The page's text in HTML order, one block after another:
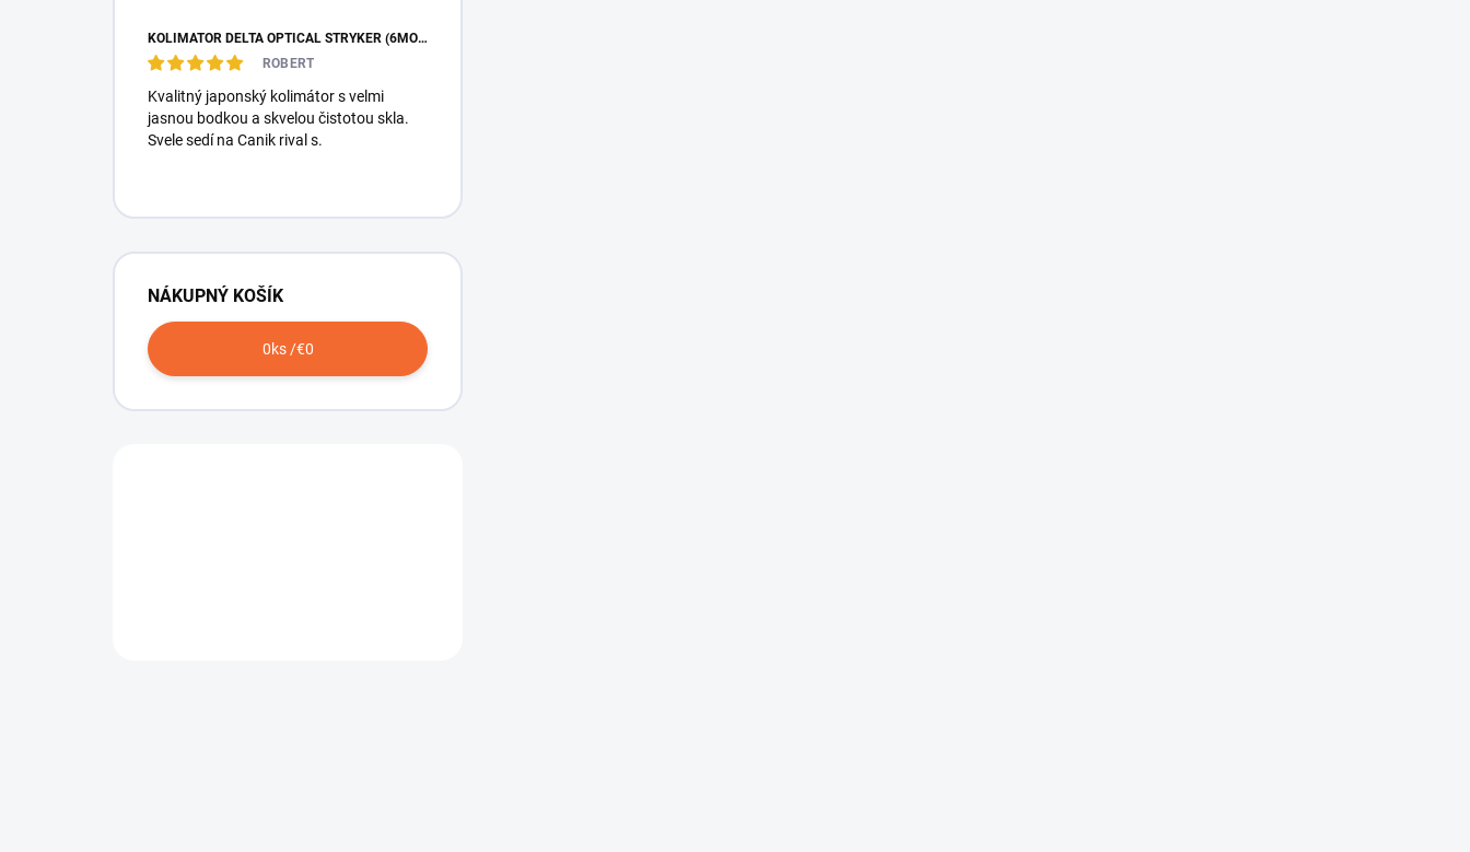
KOLIMÁTOR DELTA OPTICAL STRYKER (6MOA)
ROBERT
Kvalitný japonský kolimátor s velmi
jasnou bodkou a skvelou čistotou skla.
Svele sedí na Canik rival s.
NÁKUPNÝ KOŠÍK
0ks /€0